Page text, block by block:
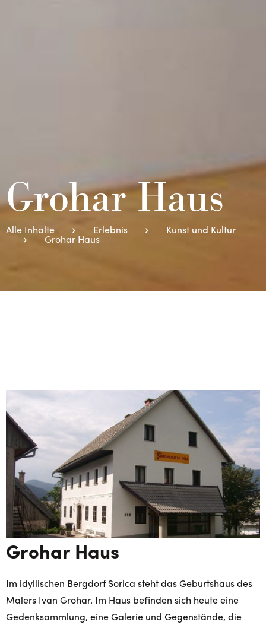
Grohar Haus
Alle Inhalte Erlebnis Kunst und Kultur
Grohar Haus
Grohar Haus
Im idyllischen Bergdorf Sorica steht das Geburtshaus des
Malers Ivan Grohar. Im Haus befinden sich heute eine
Gedenksammlung, eine Galerie und Gegenstände, die